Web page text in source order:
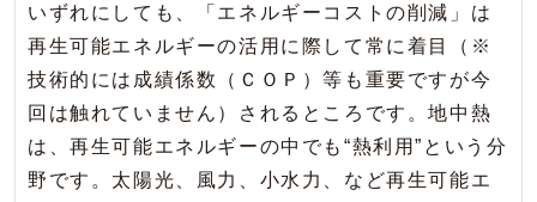
いずれにしても、「エネルギーコストの削減」は
再生可能エネルギーの活用に際して常に着目（※
技術的には成績係数（ＣＯＰ）等も重要ですが今
回は触れていません）されるところです。地中熱
は、再生可能エネルギーの中でも“熱利用”という分
野です。太陽光、風力、小水力、など再生可能エ